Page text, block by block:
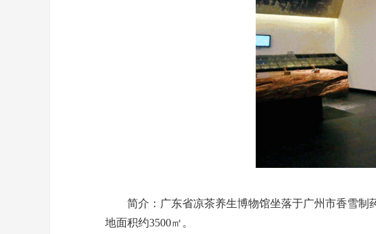
简介：广东省凉茶养生博物馆坐落于广州市香雪制
地面积约3500㎡。